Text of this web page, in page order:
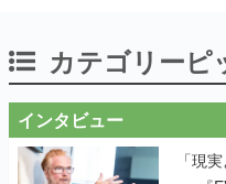
カテゴリーピ
インタビュー
「現